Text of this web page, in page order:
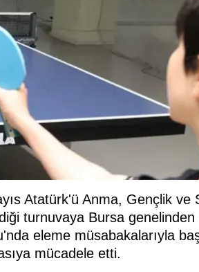
Atatürk'ü Anma, Gençlik ve
turnuvaya Bursa
eleme müsabakalarıyla
mücadele etti.